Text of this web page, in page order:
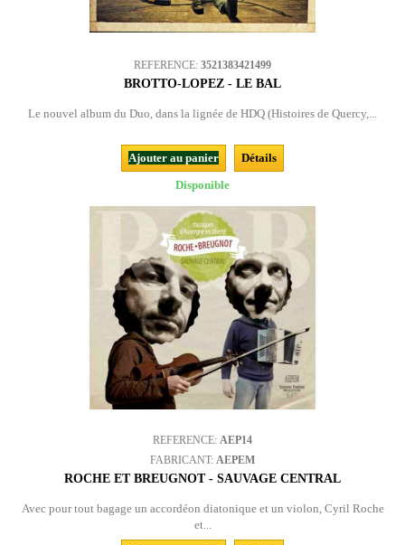
REFERENCE: 3521383421499
BROTTO-LOPEZ - LE BAL
Le nouvel album du Duo, dans la lignée de HDQ (Histoires de Quercy,...
Ajouter au panier
Détails
Disponible
REFERENCE: AEP14
FABRICANT: AEPEM
ROCHE ET BREUGNOT - SAUVAGE CENTRAL
Avec pour tout bagage un accordéon diatonique et un violon, Cyril Roche
et...